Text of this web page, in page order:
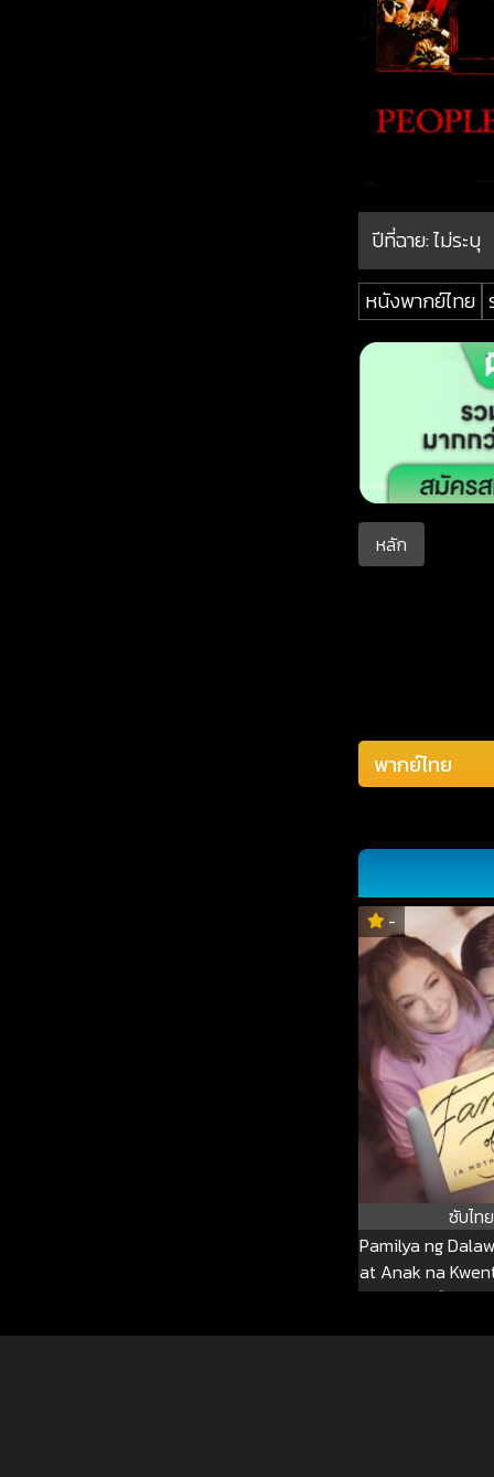
ปีที่ฉาย:ไม่ระบุ
หนังพากย์ไทย
หลัก
-
ซับไทย
Pamilya ng
at Anak na
คือสอง